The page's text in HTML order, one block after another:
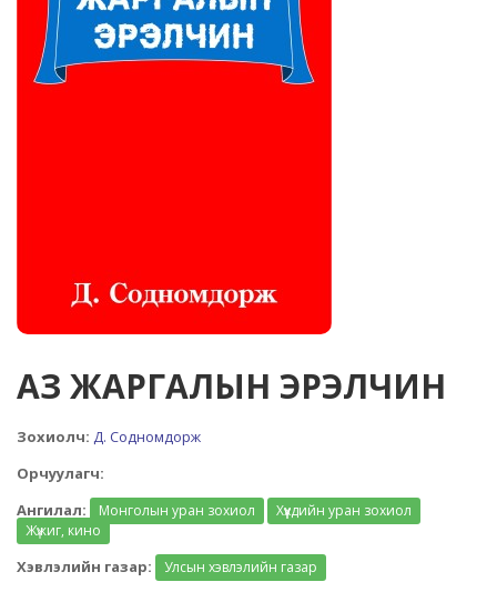
АЗ ЖАРГАЛЫН ЭРЭЛЧИН
Зохиолч: Д. Содномдорж
Орчуулагч:
Ангилал:
Монголын уран зохиол
Хүүхдийн уран зохиол
Жүжиг, кино
Хэвлэлийн газар:
Улсын хэвлэлийн газар